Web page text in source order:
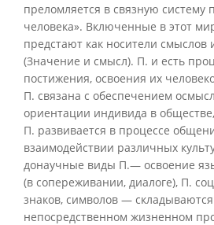
преломляется в связную систему
человека». Включенные в этот
предстают как носители смыслов
(Значение и смысл). П. и есть
постижения, освоения их
П. связана с обеспечением
ориентации индивида в
П. развивается в процессе
взаимодействии различных
донаучные виды П.— освоение
(в сопереживании, диалоге), П.
знаков, символов —
непосредственном жизненном